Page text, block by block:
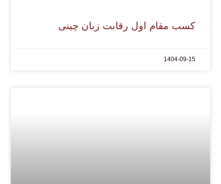
کسب مقام اول رقابت زبان چینی
1404-09-15